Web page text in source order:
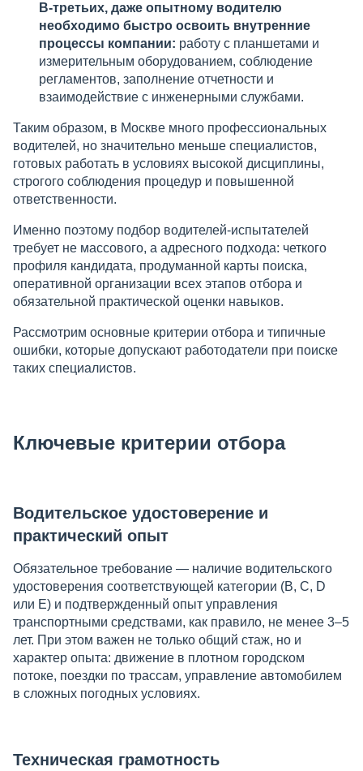
В-третьих, даже опытному водителю
необходимо быстро освоить внутренние
процессы компании: работу с планшетами и
измерительным оборудованием, соблюдение
регламентов, заполнение отчетности и
взаимодействие с инженерными службами.
Таким образом, в Москве много профессиональных
водителей, но значительно меньше специалистов,
готовых работать в условиях высокой дисциплины,
строгого соблюдения процедур и повышенной
ответственности.
Именно поэтому подбор водителей-испытателей
требует не массового, а адресного подхода: четкого
профиля кандидата, продуманной карты поиска,
оперативной организации всех этапов отбора и
обязательной практической оценки навыков.
Рассмотрим основные критерии отбора и типичные
ошибки, которые допускают работодатели при поиске
таких специалистов.
Ключевые критерии отбора
Водительское удостоверение и
практический опыт
Обязательное требование — наличие водительского
удостоверения соответствующей категории (B, C, D
или E) и подтвержденный опыт управления
транспортными средствами, как правило, не менее 3–5
лет. При этом важен не только общий стаж, но и
характер опыта: движение в плотном городском
потоке, поездки по трассам, управление автомобилем
в сложных погодных условиях.
Техническая грамотность